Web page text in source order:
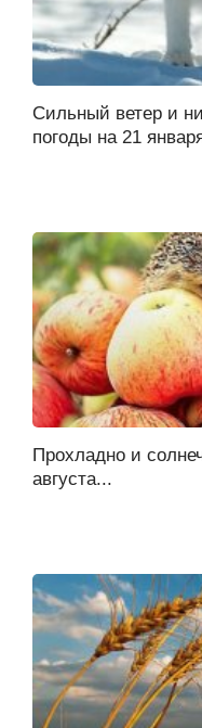
Сильный ветер и
погоды на 21
Прохладно и
августа...